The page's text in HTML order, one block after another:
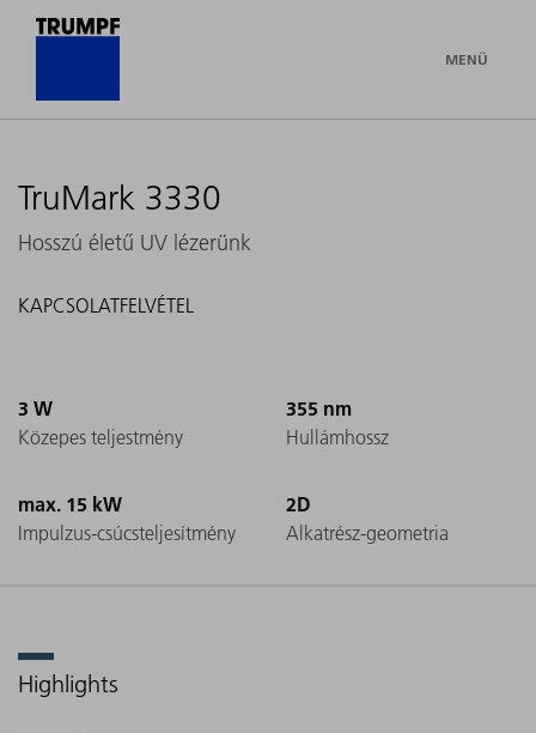
MENÜ
TruMark 3330
Hosszú életű UV lézerünk
KAPCSOLATFELVÉTEL
3 W
Közepes teljestmény
355 nm
Hullámhossz
max. 15 kW
Impulzus-csúcsteljesítmény
2D
Alkatrész-geometria
Highlights